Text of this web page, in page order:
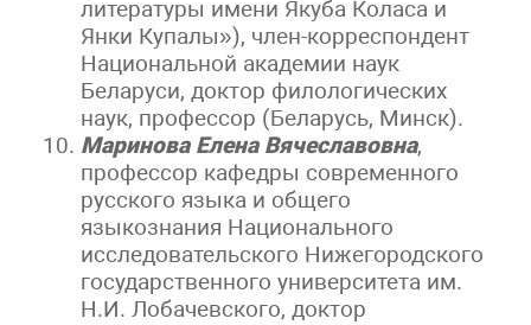
литературы имени Якуба Коласа и
Янки Купалы»), член-корреспондент
Национальной академии наук
Беларуси, доктор филологических
наук, профессор (Беларусь, Минск).
Маринова Елена Вячеславовна,
профессор кафедры современного
русского языка и общего
языкознания Национального
исследовательского Нижегородского
государственного университета им.
Н.И. Лобачевского, доктор